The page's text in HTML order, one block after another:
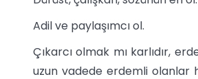
Adil ve paylaşımcı ol.
Çıkarcı olmak mı karlıdır,
uzun vadede erdemli olanlar